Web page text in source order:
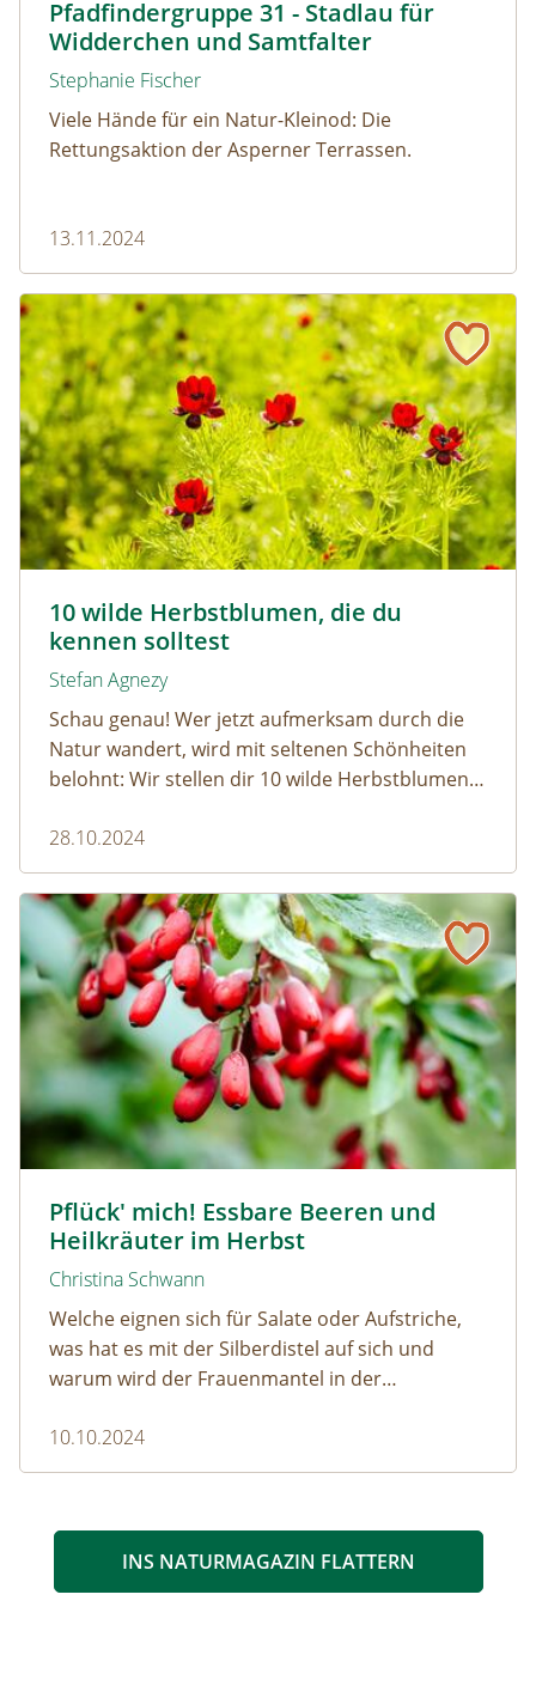
Pfadfindergruppe 31 - Stadlau für
Widderchen und Samtfalter
Stephanie Fischer
Viele Hände für ein Natur-Kleinod: Die
Rettungsaktion der Asperner Terrassen.
13.11.2024
10 wilde Herbstblumen, die du
kennen solltest
Stefan Agnezy
Schau genau! Wer jetzt aufmerksam durch die
Natur wandert, wird mit seltenen Schönheiten
belohnt: Wir stellen dir 10 wilde Herbstblumen
28.10.2024
10 wilde Herbstblumen, die du kennen solltest
Pflück' mich! Essbare Beeren und
Heilkräuter im Herbst
Christina Schwann
Welche eignen sich für Salate oder Aufstriche,
was hat es mit der Silberdistel auf sich und
warum wird der Frauenmantel in der
10.10.2024
Pflück' mich! Essbare Beeren und Heilkräuter im Herbst
INS NATURMAGAZIN FLATTERN